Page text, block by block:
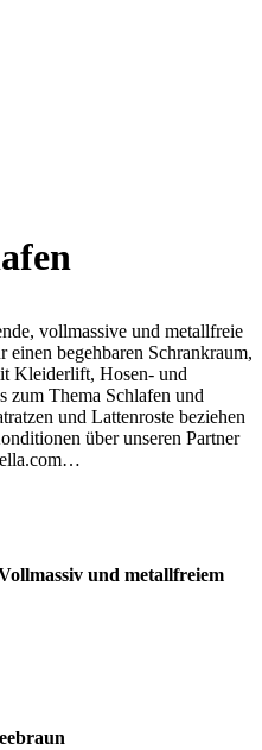
vollmassive und metallfreie
begehbaren Schrankraum,
Kleiderlift, Hosen- und
zum Thema Schlafen und
und Lattenroste beziehen
über unseren Partner
und metallfreiem